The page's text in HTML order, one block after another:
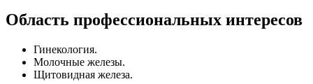
Область профессиональных интересов
Гинекология.
Молочные железы.
Щитовидная железа.